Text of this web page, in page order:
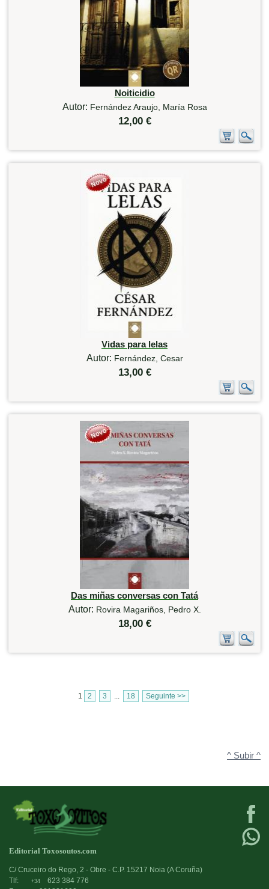
Noiticidio
Autor: Fernández Araujo, María Rosa
12,00 €
Vidas para lelas
Autor: Fernández, Cesar
13,00 €
Das miñas conversas con Tatá
Autor: Rovira Magariños, Pedro X.
18,00 €
1 2 3 18 Seguinte >>
^ Subir ^
Editorial Toxosoutos.com
C/ Cruceiro do Rego, 2 - Obre - C.P. 15217 Noia (A Coruña)
Tlf:
+34
623 384 776